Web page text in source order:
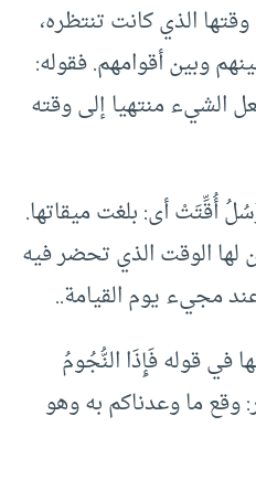
الذي كانت تنتظره،
وبين أقوامهم. فقوله:
الشيء منتهيا إلى وقته
أُقِّتَتْ أى: بلغت ميقاتها.
لها الوقت الذي تحضر فيه
مجيء يوم القيامة..
في قوله فَإِذَا النُّجُومُ
ما وعدناكم به وهو